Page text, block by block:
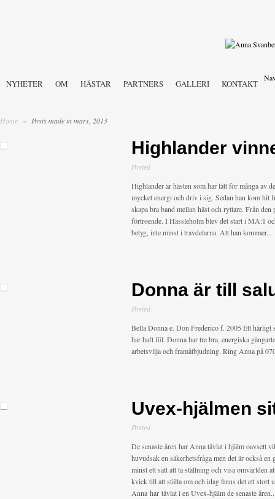
NYHETER OM HÄSTAR PARTNERS GALLERI KONTAKT
Home » Posts made in mars, 2013
Highlander
Posted
Highlander är hästen som har lätt för många av
mycket energi och driv i sig. Sedan han kom hit
skapa bra band mellan häst och ryttare. Från
förtroende. I Hässleholm blev det start i MA:1
betyg, inte minst i travdelarna. Att han kommer...
Donna är till
Posted
Bella Donna e. Don Frederico f. 2005 Ett härligt
har haft föl. Donna har tre bra, energiska
arbetsvilja och framåtbjudning. Ring Anna på
Uvex-hjälmen
Posted
De senaste åren har Anna tävlat i hjälm oavsett
huvudsak en säkerhetsfråga men det är också
minst ett sätt att ta ställning och visa omvärlden
kvick till att ställa om och idag finns det ett stort
Anna har tävlat i en Uvex-hjälm de senaste